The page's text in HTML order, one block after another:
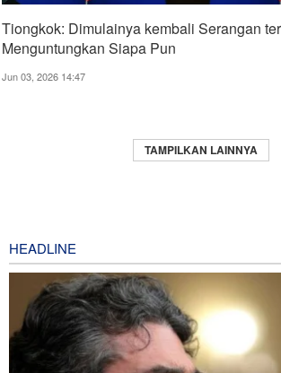
Tiongkok: Dimulainya kembali Serangan
Menguntungkan Siapa Pun
Jun 03, 2026 14:47
TAMPILKAN LAINNYA
HEADLINE